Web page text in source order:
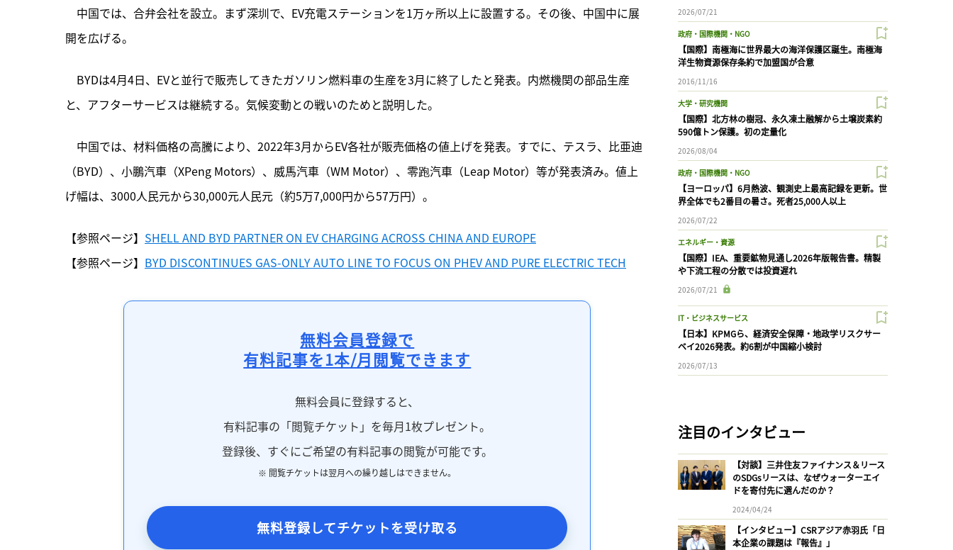
中国では、合弁会社を設立。まず深圳で、EV充電ステーションを1万ヶ所以上に設置する。その後、中国中に展
開を広げる。
BYDは4月4日、EVと並行で販売してきたガソリン燃料車の生産を3月に終了したと発表。内燃機関の部品生産
と、アフターサービスは継続する。気候変動との戦いのためと説明した。
中国では、材料価格の高騰により、2022年3月からEV各社が販売価格の値上げを発表。すでに、テスラ、比亜迪
（BYD）、小鵬汽車（XPeng Motors）、威馬汽車（WM Motor）、零跑汽車（Leap Motor）等が発表済み。値上
げ幅は、3000人民元から30,000元人民元（約5万7,000円から57万円）。
【参照ページ】 SHELL AND BYD PARTNER ON EV CHARGING ACROSS CHINA AND EUROPE
【参照ページ】 BYD DISCONTINUES GAS-ONLY AUTO LINE TO FOCUS ON PHEV AND PURE ELECTRIC TECH
無料会員登録で
有料記事を1本/月閲覧できます
無料会員に登録すると、
有料記事の「閲覧チケット」を毎月1枚プレゼント。
登録後、すぐにご希望の有料記事の閲覧が可能です。
※ 閲覧チケットは翌月への繰り越しはできません。
無料登録してチケットを受け取る
2026/07/21
政府・国際機関・NGO
【国際】南極海に世界最大の海洋保護区誕生。南極海
洋生物資源保存条約で加盟国が合意
2016/11/16
大学・研究機関
【国際】北方林の樹冠、永久凍土融解から土壌炭素約
590億トン保護。初の定量化
2026/08/04
政府・国際機関・NGO
【ヨーロッパ】6月熱波、観測史上最高記録を更新。世
界全体でも2番目の暑さ。死者25,000人以上
2026/07/22
エネルギー・資源
【国際】IEA、重要鉱物見通し2026年版報告書。精製
や下流工程の分散では投資遅れ
2026/07/21
IT・ビジネスサービス
【日本】KPMGら、経済安全保障・地政学リスクサー
ベイ2026発表。約6割が中国縮小検討
2026/07/13
注目のインタビュー
【対談】三井住友ファイナンス＆リース
のSDGsリースは、なぜウォーターエイ
ドを寄付先に選んだのか？
2024/04/24
【インタビュー】CSRアジア赤羽氏「日
本企業の課題は『報告』」
記事をお気に入りに保存するには
ログインが必要です